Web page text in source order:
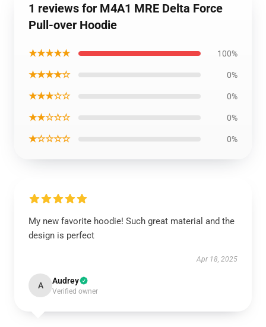
1 reviews for M4A1 MRE Delta Force
Pull-over Hoodie
★★★★★ 100%
★★★★☆ 0%
★★★☆☆ 0%
★★☆☆☆ 0%
★☆☆☆☆ 0%
My new favorite hoodie! Such great material and the
design is perfect
Apr 18, 2025
A Audrey
Verified owner